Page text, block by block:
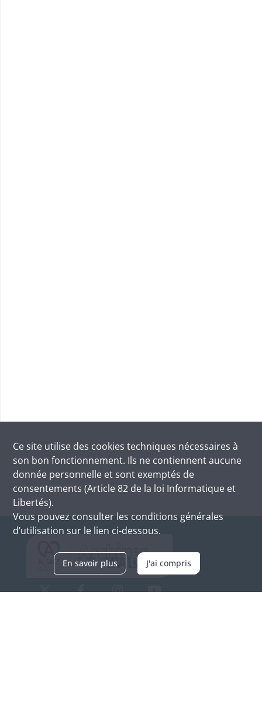
Ce site utilise des cookies techniques nécessaires à
son bon fonctionnement. Ils ne contiennent aucune
donnée personnelle et sont exemptés de
consentements (Article 82 de la loi Informatique et
Libertés).
Vous pouvez consulter les conditions générales
d’utilisation sur le lien ci-dessous.
En savoir plus J'ai compris